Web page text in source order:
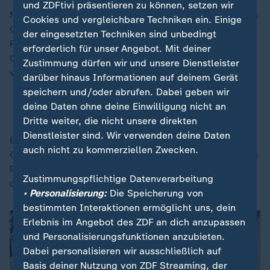
Mitte Januar war "Crew 11" - die US-Astronauten Zena
Cardman und Michael Fincke, der japanische
Raumfahrer Kimiya Yui und der russische Kosmonaut
Oleg Platonow - wegen eines medizinischen Problems
vorzeitig zurück zur Erde gebracht worden.
ISS-Crew früher als geplant zurück auf der Erde
Es war der erste solche Fall in der rund 25-jährigen
Geschichte der ISS. Nähere Details zum medizinischen
Problem und welches Crew-Mitglied es betraf, hatte
die Nasa nicht mitgeteilt.
und ZDFtivi präsentieren zu können, setzen wir
Cookies und vergleichbare Techniken ein. Einige
der eingesetzten Techniken sind unbedingt
erforderlich für unser Angebot. Mit deiner
Zustimmung dürfen wir und unsere Dienstleister
darüber hinaus Informationen auf deinem Gerät
speichern und/oder abrufen. Dabei geben wir
deine Daten ohne deine Einwilligung nicht an
Dritte weiter, die nicht unsere direkten
Dienstleister sind. Wir verwenden deine Daten
auch nicht zu kommerziellen Zwecken.
Zustimmungspflichtige Datenverarbeitung
• Personalisierung:Die Speicherung von
bestimmten Interaktionen ermöglicht uns, dein
Erlebnis im Angebot des ZDF an dich anzupassen
und Personalisierungsfunktionen anzubieten.
Dabei personalisieren wir ausschließlich auf
Basis deiner Nutzung von ZDF Streaming, der